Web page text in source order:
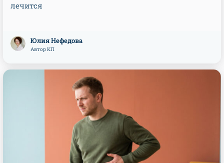
лечится
Юлия Нефедова
Автор КП